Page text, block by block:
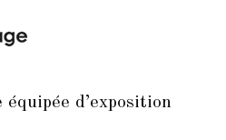
d’exposition